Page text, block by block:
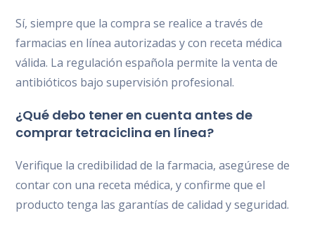
Sí, siempre que la compra se realice a través de
farmacias en línea autorizadas y con receta médica
válida. La regulación española permite la venta de
antibióticos bajo supervisión profesional.
¿Qué debo tener en cuenta antes de
comprar tetraciclina en línea?
Verifique la credibilidad de la farmacia, asegúrese de
contar con una receta médica, y confirme que el
producto tenga las garantías de calidad y seguridad.